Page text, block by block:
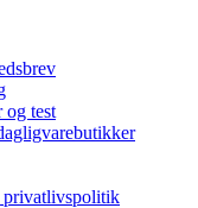
og test
privatlivspolitik